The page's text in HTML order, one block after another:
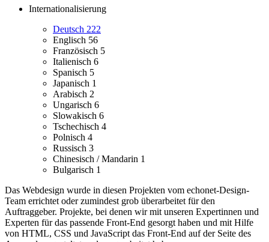
Internationalisierung
Deutsch 222
Englisch 56
Französisch 5
Italienisch 6
Spanisch 5
Japanisch 1
Arabisch 2
Ungarisch 6
Slowakisch 6
Tschechisch 4
Polnisch 4
Russisch 3
Chinesisch / Mandarin 1
Bulgarisch 1
Das Webdesign wurde in diesen Projekten vom echonet-Design-
Team errichtet oder zumindest grob überarbeitet für den
Auftraggeber. Projekte, bei denen wir mit unseren Expertinnen und
Experten für das passende Front-End gesorgt haben und mit Hilfe
von HTML, CSS und JavaScript das Front-End auf der Seite des